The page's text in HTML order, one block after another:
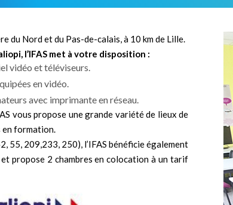
du Nord et du Pas-de-calais, à 10 km de Lille.
l’IFAS met à votre disposition :
vidéo et téléviseurs.
en vidéo.
avec imprimante en réseau.
vous propose une grande variété de lieux de
formation.
55, 209,233, 250), l’IFAS bénéficie également
propose 2 chambres en colocation à un tarif